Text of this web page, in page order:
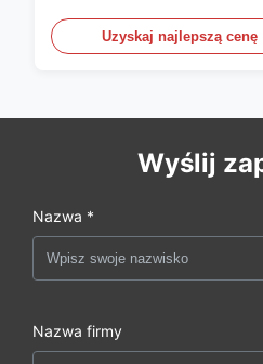
Uzyskaj najlepszą cenę
Wyślij
Nazwa *
Nazwa firmy